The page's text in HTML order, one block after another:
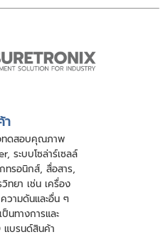
ทดสอบคุณภาพ
ระบบโซล่าร์เซลล์
ทรอนิกส์, สื่อสาร,
ทยา เช่น เครื่อง
ามดันและอื่น ๆ
นทางการและ
แบรนด์สินค้า